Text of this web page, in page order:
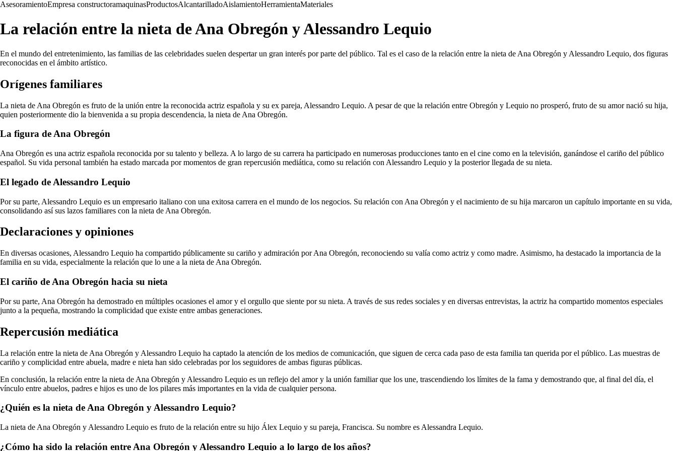
AsesoramientoEmpresa constructoramaquinasProductosAlcantarilladoAislamientoHerramientaMateriales
La relación entre la nieta de Ana Obregón y Alessandro Lequio
En el mundo del entretenimiento, las familias de las celebridades suelen despertar un gran interés por parte del público. Tal es el caso de la relación entre la nieta de Ana Obregón y Alessandro Lequio, dos figuras
reconocidas en el ámbito artístico.
Orígenes familiares
La nieta de Ana Obregón es fruto de la unión entre la reconocida actriz española y su ex pareja, Alessandro Lequio. A pesar de que la relación entre Obregón y Lequio no prosperó, fruto de su amor nació su hija,
quien posteriormente dio la bienvenida a su propia descendencia, la nieta de Ana Obregón.
La figura de Ana Obregón
Ana Obregón es una actriz española reconocida por su talento y belleza. A lo largo de su carrera ha participado en numerosas producciones tanto en el cine como en la televisión, ganándose el cariño del público
español. Su vida personal también ha estado marcada por momentos de gran repercusión mediática, como su relación con Alessandro Lequio y la posterior llegada de su nieta.
El legado de Alessandro Lequio
Por su parte, Alessandro Lequio es un empresario italiano con una exitosa carrera en el mundo de los negocios. Su relación con Ana Obregón y el nacimiento de su hija marcaron un capítulo importante en su vida,
consolidando así sus lazos familiares con la nieta de Ana Obregón.
Declaraciones y opiniones
En diversas ocasiones, Alessandro Lequio ha compartido públicamente su cariño y admiración por Ana Obregón, reconociendo su valía como actriz y como madre. Asimismo, ha destacado la importancia de la
familia en su vida, especialmente la relación que lo une a la nieta de Ana Obregón.
El cariño de Ana Obregón hacia su nieta
Por su parte, Ana Obregón ha demostrado en múltiples ocasiones el amor y el orgullo que siente por su nieta. A través de sus redes sociales y en diversas entrevistas, la actriz ha compartido momentos especiales
junto a la pequeña, mostrando la complicidad que existe entre ambas generaciones.
Repercusión mediática
La relación entre la nieta de Ana Obregón y Alessandro Lequio ha captado la atención de los medios de comunicación, que siguen de cerca cada paso de esta familia tan querida por el público. Las muestras de
cariño y complicidad entre abuela, madre e nieta han sido celebradas por los seguidores de ambas figuras públicas.
En conclusión, la relación entre la nieta de Ana Obregón y Alessandro Lequio es un reflejo del amor y la unión familiar que los une, trascendiendo los límites de la fama y demostrando que, al final del día, el
vínculo entre abuelos, padres e hijos es uno de los pilares más importantes en la vida de cualquier persona.
¿Quién es la nieta de Ana Obregón y Alessandro Lequio?
La nieta de Ana Obregón y Alessandro Lequio es fruto de la relación entre su hijo Álex Lequio y su pareja, Francisca. Su nombre es Alessandra Lequio.
¿Cómo ha sido la relación entre Ana Obregón y Alessandro Lequio a lo largo de los años?